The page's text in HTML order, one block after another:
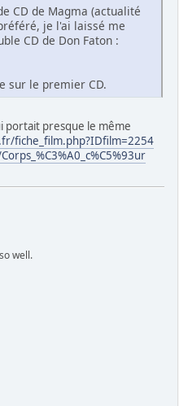
CD de Magma (actualité
je l'ai laissé me
CD de Don Faton :
sur le premier CD.
portait presque le même
fiche_film.php?IDfilm=2254
well.